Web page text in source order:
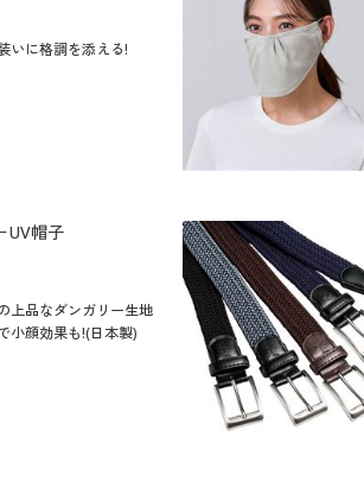
いに格調を添える!
UV帽子
上品なダンガリー生地
小顔効果も!(日本製)